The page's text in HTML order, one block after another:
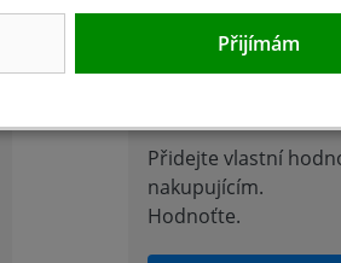
Hodnocení
Přidejte vlastní
nakupujícím.
Hodnoťte.
Přijímám